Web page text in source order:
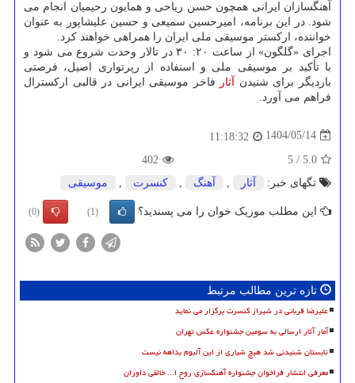
آهنگسازان ایرانی همچون حسن ریاحی و همایون رحیمیان انجام می
شود. در این برنامه، امیرحسین سمیعی و حسین علیشاپور به عنوان
خواننده، ارکستر موسیقی ملی ایران را همراهی خواهند کرد.
اجرای «گلگون» از ساعت ۲۰: ۳۰ در تالار وحدت شروع می شود و
با تأکید بر موسیقی ملی و استفاده از رپرتواری اصیل، فرصتی
باردیگر برای شنیدن
آثار
فاخر موسیقی ایرانی در قالبی ارکسترال
فراهم می آورد.
1404/05/14
11:18:32
5.0
/
5
402
تگهای خبر:
آثار آهنگ كنسرت موسیقی
این مطلب موزیک خوان را می پسندید؟ (1)
(0)
تازه ترین مطالب مرتبط
علیرضا قربانی در شیراز کنسرت برگزار می نماید
آمار آثار ارسالی به سومین جشنواره عکس تهران
تابستان شنیدنی شد هیچ شیاری از این آلبوم بداهه نیست
معرفی انتشار فراخوان جشنواره آهنگسازی روح ا... خالقی داوران